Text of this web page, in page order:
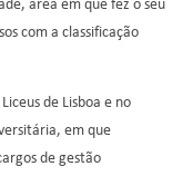
área em que fez o seu
com a classificação
de Lisboa e no
em que
de gestão